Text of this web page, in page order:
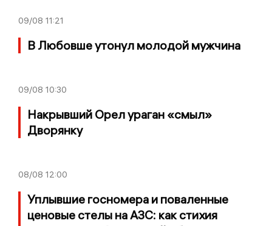
09/08 11:21
В Любовше утонул молодой мужчина
09/08 10:30
Накрывший Орел ураган «смыл»
Дворянку
08/08 12:00
Уплывшие госномера и поваленные
ценовые стелы на АЗС: как стихия